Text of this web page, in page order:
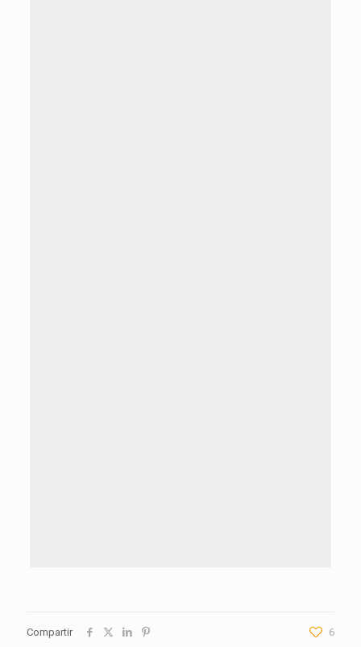
Compartir 6